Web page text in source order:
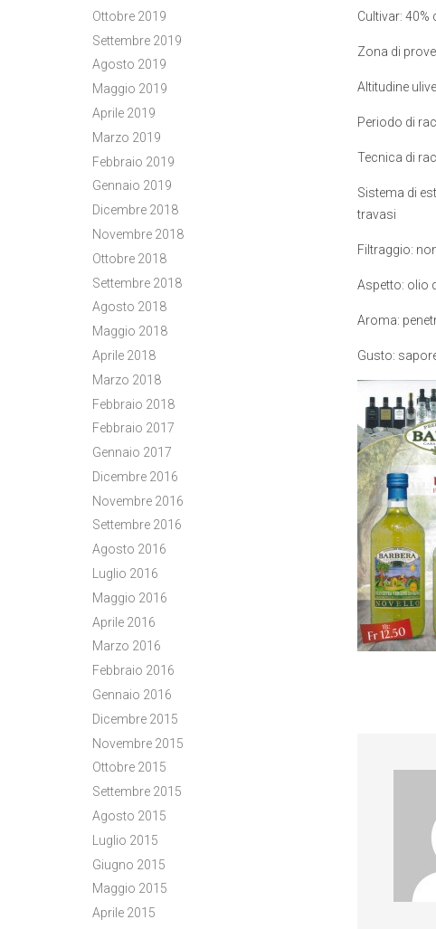
Cultivar:
Zona di
Altitudine
Periodo di
Tecnica di
Sistema di
travasi
Filtraggio:
Aspetto: olio
Aroma:
Gusto:
Ottobre 2019
Settembre 2019
Agosto 2019
Maggio 2019
Aprile 2019
Marzo 2019
Febbraio 2019
Gennaio 2019
Dicembre 2018
Novembre 2018
Ottobre 2018
Settembre 2018
Agosto 2018
Maggio 2018
Aprile 2018
Marzo 2018
Febbraio 2018
Febbraio 2017
Gennaio 2017
Dicembre 2016
Novembre 2016
Settembre 2016
Agosto 2016
Luglio 2016
Maggio 2016
Aprile 2016
Marzo 2016
Febbraio 2016
Gennaio 2016
Dicembre 2015
Novembre 2015
Ottobre 2015
Settembre 2015
Agosto 2015
Luglio 2015
Giugno 2015
Maggio 2015
Aprile 2015